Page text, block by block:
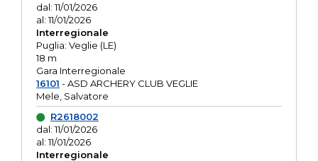
dal: 11/01/2026
al: 11/01/2026
Interregionale
Puglia: Veglie (LE)
18 m
Gara Interregionale
16101 - ASD ARCHERY CLUB VEGLIE
Mele, Salvatore
R2618002
dal: 11/01/2026
al: 11/01/2026
Interregionale